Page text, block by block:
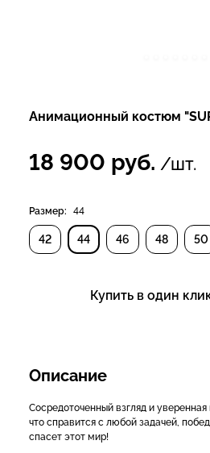
Анимационный костюм
18 900 руб. /шт.
Размер: 44
42 44 46 48 50
Купить в один
Описание
Сосредоточенный взгляд и уверенная
что справится с любой задачей,
спасет этот мир!